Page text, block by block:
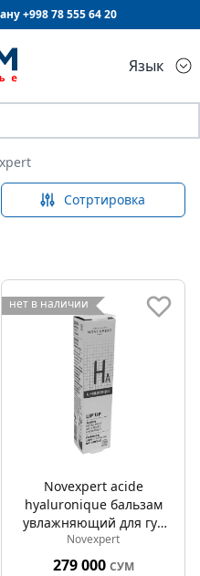
+99878 555 64 20
Язык
Сотртировка
нет в наличии
Novexpert acide
hyaluronique бальзам
увлажняющий для губ
восполняющий объем
8мл
Novexpert
279 000 СУМ